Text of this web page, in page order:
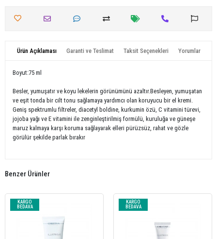
Ürün Açıklaması Garanti ve Teslimat Taksit Seçenekleri Yorumlar
Boyut:75 ml
Besler, yumuşatır ve koyu lekelerin görünümünü azaltır.Besleyen, yumuşatan
ve eşit tonda bir cilt tonu sağlamaya yardımcı olan koruyucu bir el kremi.
Geniş spektrumlu filtreler, diacetyl boldine, kurkumin özü, C vitamini türevi,
jojoba yağı ve E vitamini ile zenginleştirilmiş formülü, kuruluğa ve güneşe
maruz kalmaya karşı koruma sağlayarak elleri pürüzsüz, rahat ve gözle
görülür şekilde parlak bırakır
Benzer Ürünler
KARGO
BEDAVA
KARGO
BEDAVA